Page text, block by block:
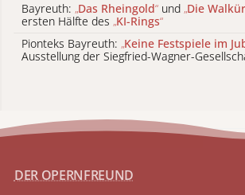
Bayreuth: „Das Rheingold“ und „Die
ersten Hälfte des „KI-Rings“
Pionteks Bayreuth: „Keine Festspiele im
Ausstellung der Siegfried-Wagner-
DER OPERNFREUND